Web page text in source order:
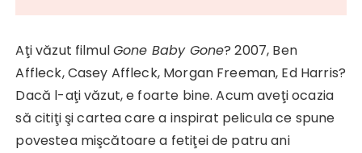
Aţi văzut filmulGone Baby Gone? 2007, Ben
Affleck, Casey Affleck, Morgan Freeman, Ed Harris?
Dacă l-aţi văzut, e foarte bine. Acum aveţi ocazia
să citiţi şi cartea care a inspirat pelicula ce spune
povestea mişcătoare a fetiţei de patru ani